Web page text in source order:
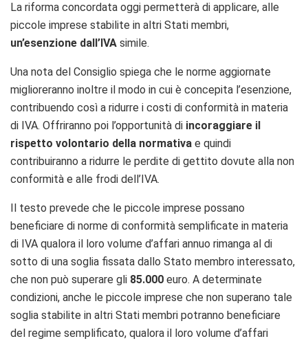
La riforma concordata oggi permetterà di applicare, alle
piccole imprese stabilite in altri Stati membri,
un’esenzione dall’IVA simile.
Una nota del Consiglio spiega che le norme aggiornate
miglioreranno inoltre il modo in cui è concepita l’esenzione,
contribuendo così a ridurre i costi di conformità in materia
di IVA. Offriranno poi l’opportunità di incoraggiare il
rispetto volontario della normativa e quindi
contribuiranno a ridurre le perdite di gettito dovute alla non
conformità e alle frodi dell’IVA.
Il testo prevede che le piccole imprese possano
beneficiare di norme di conformità semplificate in materia
di IVA qualora il loro volume d’affari annuo rimanga al di
sotto di una soglia fissata dallo Stato membro interessato,
che non può superare gli 85.000 euro. A determinate
condizioni, anche le piccole imprese che non superano tale
soglia stabilite in altri Stati membri potranno beneficiare
del regime semplificato, qualora il loro volume d’affari